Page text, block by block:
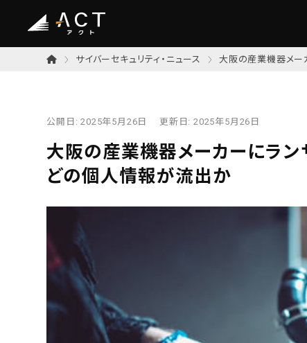
サイバーセキュリティ・ニュース 大阪の産業機器メ
公開日:2025年5月26日 更新日: 2025年5月26日
大阪の産業機器メーカーにラ
どの個人情報が流出か